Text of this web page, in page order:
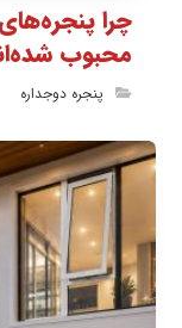
چرا
محبوب
پنجره دوجداره